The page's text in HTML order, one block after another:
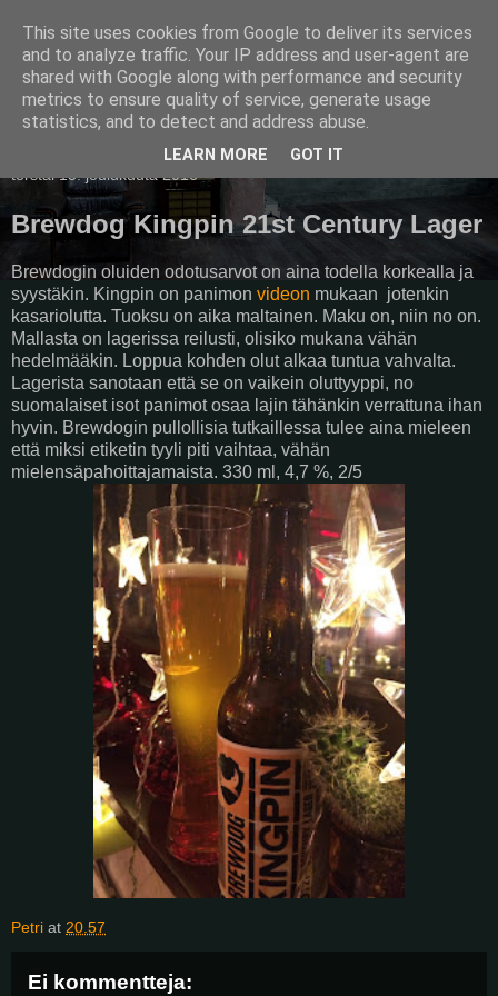
Pullollinen
torstai 15. joulukuuta 2016
Brewdog Kingpin 21st Century Lager
Brewdogin oluiden odotusarvot on aina todella korkealla ja
syystäkin. Kingpin on panimon videon mukaan jotenkin
kasariolutta. Tuoksu on aika maltainen. Maku on, niin no on.
Mallasta on lagerissa reilusti, olisiko mukana vähän
hedelmääkin. Loppua kohden olut alkaa tuntua vahvalta.
Lagerista sanotaan että se on vaikein oluttyyppi, no
suomalaiset isot panimot osaa lajin tähänkin verrattuna ihan
hyvin. Brewdogin pullollisia tutkaillessa tulee aina mieleen
että miksi etiketin tyyli piti vaihtaa, vähän
mielensäpahoittajamaista. 330 ml, 4,7 %, 2/5
Petri at 20.57
Ei kommentteja:
This site uses cookies from Google to deliver its services
and to analyze traffic. Your IP address and user-agent are
shared with Google along with performance and security
metrics to ensure quality of service, generate usage
statistics, and to detect and address abuse.
LEARN MORE GOT IT